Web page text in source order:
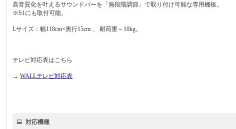
高音質化を叶えるサウンドバーを「無段階調節」で取り付け可能な専用棚板。
※S1にも取付可能。
Lサイズ：幅118cm×奥行15cm 、 耐荷重～10kg。
テレビ対応表はこちら
→WALLテレビ対応表
対応機種